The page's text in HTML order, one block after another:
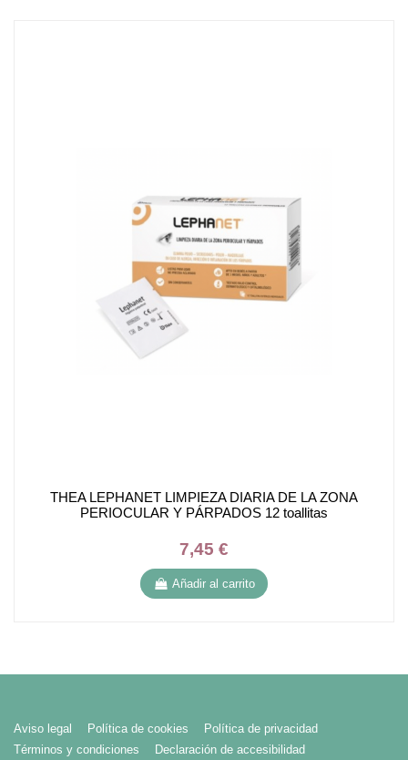
THEA LEPHANET LIMPIEZA DIARIA DE LA ZONA
PERIOCULAR Y PÁRPADOS 12 toallitas
7,45 €
Añadir al carrito
Aviso legal Política de cookies
Política de privacidad
Términos y condiciones
Declaración de accesibilidad